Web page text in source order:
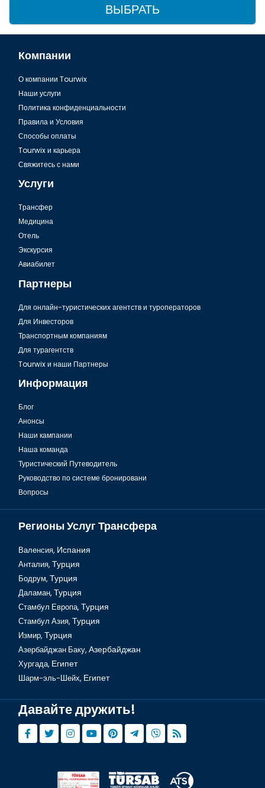
ВЫБРАТЬ
Компании
О компании Tourwix
Наши услуги
Политика конфиденциальности
Правила и Условия
Способы оплаты
Tourwix и карьера
Свяжитесь с нами
Услуги
Tрансфер
Медицина
Отель
Экскурсия
Авиабилет
Партнеры
Для онлайн-туристических агентств и туроператоров
Для Инвесторов
Транспортным компаниям
Для турагентств
Tourwix и наши Партнеры
Информация
Блог
Анонсы
Наши кампании
Наша команда
Туристический Путеводитель
Руководство по системе бронировани
Вопросы
Регионы Услуг Трансфера
Валенсия, Испания
Анталия, Турция
Бодрум, Турция
Даламан, Турция
Стамбул Европа, Турция
Стамбул Азия, Турция
Измир, Турция
Азербайджан Баку, Азербайджан
Хургада, Египет
Шарм-эль-Шейх, Египет
Давайте дружить!